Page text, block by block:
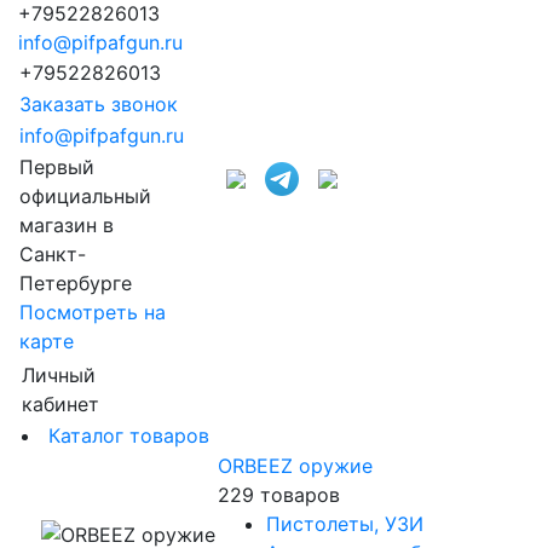
+79522826013
info@pifpafgun.ru
+79522826013
Заказать звонок
info@pifpafgun.ru
Первый
официальный
магазин в
Санкт-
Петербурге
Посмотреть на
карте
Личный
кабинет
Каталог товаров
ORBEEZ оружие
229 товаров
Пистолеты, УЗИ